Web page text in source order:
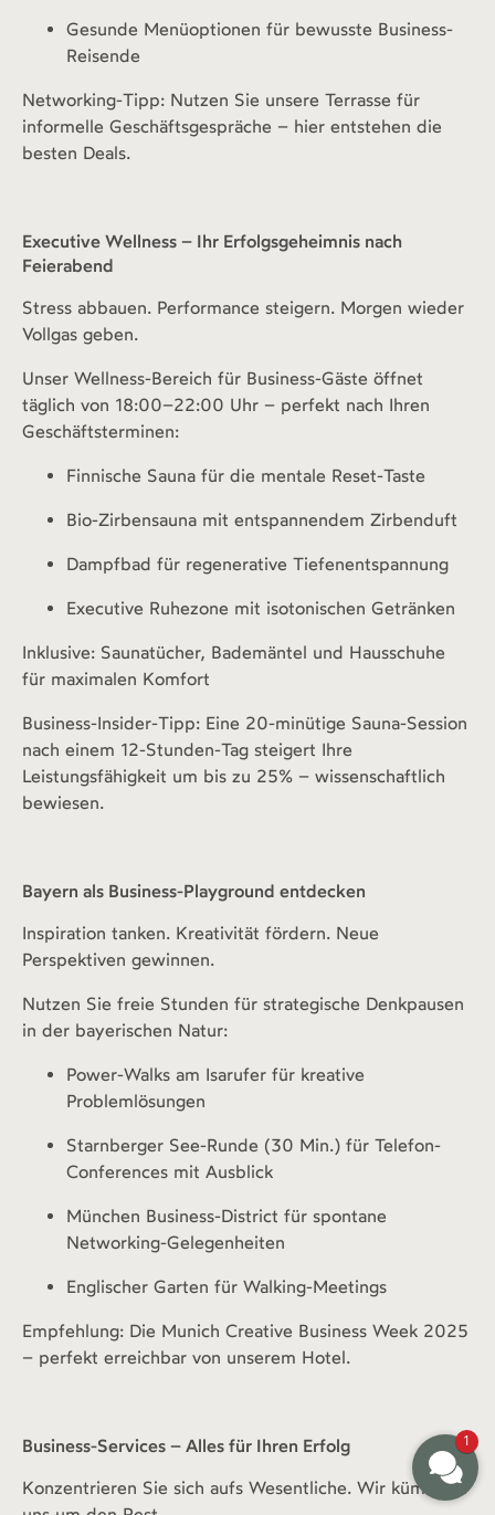
Gesunde Menüoptionen für bewusste Business-
Reisende
Networking-Tipp: Nutzen Sie unsere Terrasse für
informelle Geschäftsgespräche – hier entstehen die
besten Deals.
Executive Wellness – Ihr Erfolgsgeheimnis nach
Feierabend
Stress abbauen. Performance steigern. Morgen wieder
Vollgas geben.
Unser Wellness-Bereich für Business-Gäste öffnet
täglich von 18:00–22:00 Uhr – perfekt nach Ihren
Geschäftsterminen:
Finnische Sauna für die mentale Reset-Taste
Bio-Zirbensauna mit entspannendem Zirbenduft
Dampfbad für regenerative Tiefenentspannung
Executive Ruhezone mit isotonischen Getränken
Inklusive: Saunatücher, Bademäntel und Hausschuhe
für maximalen Komfort
Business-Insider-Tipp: Eine 20-minütige Sauna-Session
nach einem 12-Stunden-Tag steigert Ihre
Leistungsfähigkeit um bis zu 25% – wissenschaftlich
bewiesen.
Bayern als Business-Playground entdecken
Inspiration tanken. Kreativität fördern. Neue
Perspektiven gewinnen.
Nutzen Sie freie Stunden für strategische Denkpausen
in der bayerischen Natur:
Power-Walks am Isarufer für kreative
Problemlösungen
Starnberger See-Runde (30 Min.) für Telefon-
Conferences mit Ausblick
München Business-District für spontane
Networking-Gelegenheiten
Englischer Garten für Walking-Meetings
Empfehlung: Die Munich Creative Business Week 2025
– perfekt erreichbar von unserem Hotel.
Business-Services – Alles für Ihren Erfolg
Konzentrieren Sie sich aufs Wesentliche. Wir kümmern
1